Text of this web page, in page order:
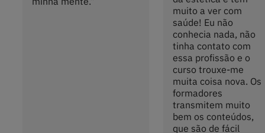
muito a ver com
saúde! Eu não
conhecia nada, não
tinha contato com
essa profissão e o
curso trouxe-me
muita coisa nova. Os
formadores
transmitem muito
bem os conteúdos,
que são de fácil